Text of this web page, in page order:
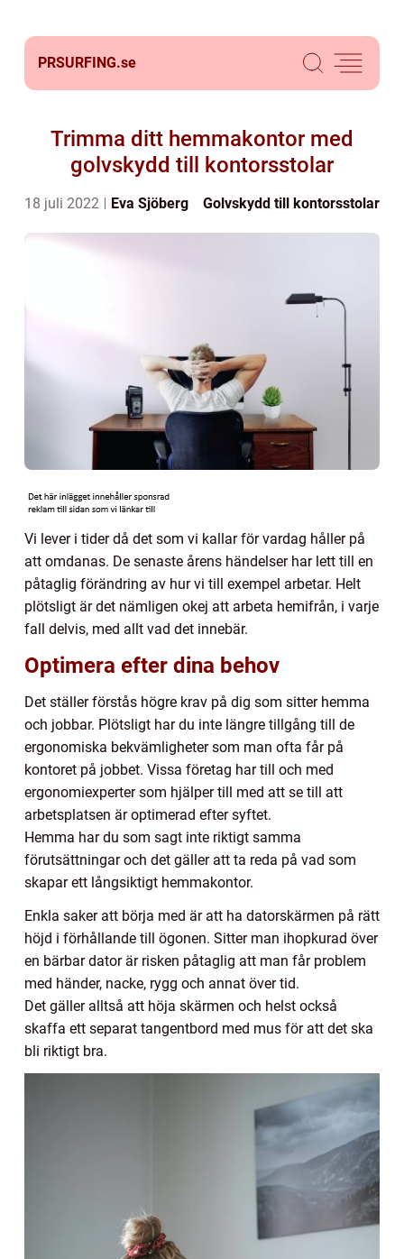
PRSURFING.se
Trimma ditt hemmakontor med
golvskydd till kontorsstolar
18 juli 2022 Eva Sjöberg Golvskydd till kontorsstolar
Vi lever i tider då det som vi kallar för vardag håller på
att omdanas. De senaste årens händelser har lett till en
påtaglig förändring av hur vi till exempel arbetar. Helt
plötsligt är det nämligen okej att arbeta hemifrån, i varje
fall delvis, med allt vad det innebär.
Optimera efter dina behov
Det ställer förstås högre krav på dig som sitter hemma
och jobbar. Plötsligt har du inte längre tillgång till de
ergonomiska bekvämligheter som man ofta får på
kontoret på jobbet. Vissa företag har till och med
ergonomiexperter som hjälper till med att se till att
arbetsplatsen är optimerad efter syftet.
Hemma har du som sagt inte riktigt samma
förutsättningar och det gäller att ta reda på vad som
skapar ett långsiktigt hemmakontor.
Enkla saker att börja med är att ha datorskärmen på rätt
höjd i förhållande till ögonen. Sitter man ihopkurad över
en bärbar dator är risken påtaglig att man får problem
med händer, nacke, rygg och annat över tid.
Det gäller alltså att höja skärmen och helst också
skaffa ett separat tangentbord med mus för att det ska
bli riktigt bra.